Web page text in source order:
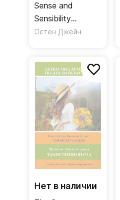
Sense and
Sensibility
Чувство и
Остен Джейн
Нет в наличии